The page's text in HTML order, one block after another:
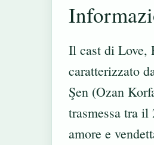
Il cast di Love,
caratterizzato
Şen (Ozan
trasmessa tra
amore e